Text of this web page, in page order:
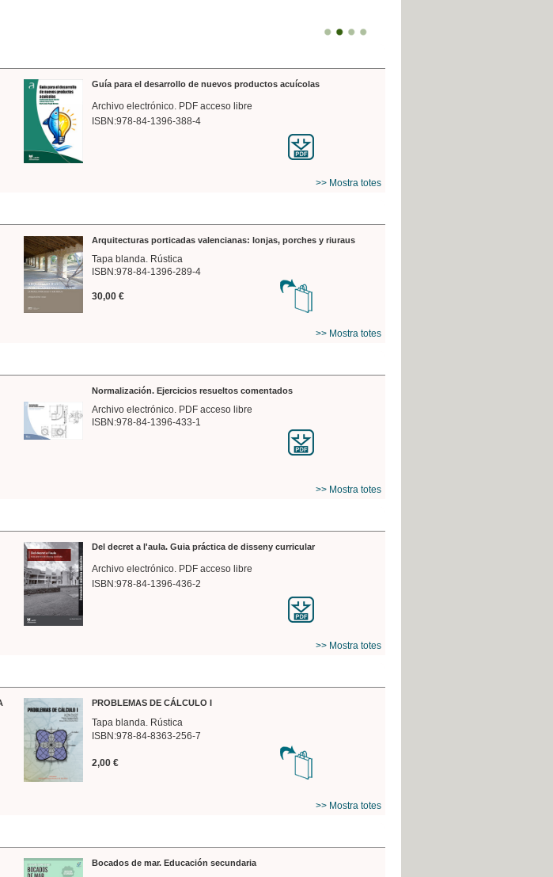
Guía para el desarrollo de nuevos productos acuícolas
Archivo electrónico. PDF acceso libre
ISBN:978-84-1396-388-4
>> Mostra totes
Arquitecturas porticadas valencianas: lonjas, porches y riuraus
Tapa blanda. Rústica
ISBN:978-84-1396-289-4
30,00 €
>> Mostra totes
Normalización. Ejercicios resueltos comentados
Archivo electrónico. PDF acceso libre
ISBN:978-84-1396-433-1
>> Mostra totes
Del decret a l'aula. Guia práctica de disseny curricular
Archivo electrónico. PDF acceso libre
ISBN:978-84-1396-436-2
>> Mostra totes
PROBLEMAS DE CÁLCULO I
Tapa blanda. Rústica
ISBN:978-84-8363-256-7
2,00 €
>> Mostra totes
Bocados de mar. Educación secundaria